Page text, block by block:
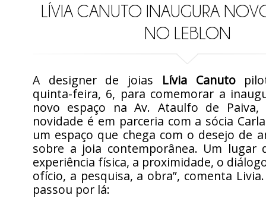
LÍVIA CANUTO INAUGURA
NO LEBLON
A designer de joias Lívia Canuto
quinta-feira, 6, para comemorar a
novo espaço na Av. Ataulfo de
novidade é em parceria com a sócia
um espaço que chega com o desejo de
sobre a joia contemporânea. Um lugar
experiência física, a proximidade, o
ofício, a pesquisa, a obra”, comenta
passou por lá: